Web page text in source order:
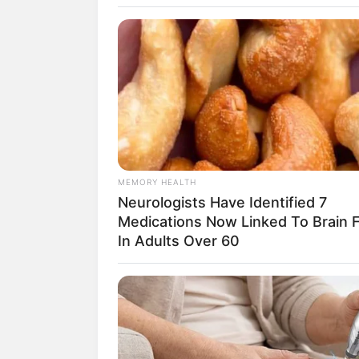
Bachmann-
Regionalgeschichte
(Wümme) besucht
Skulpturengarten in
Ausland in
experimentellen
Museum für
Kultur Indonesiens
fernöstlichen
Wir freuen uns über Ihre
die in den nachfolgenden
Touristen- und
Umkreissuche:
MEMORY HEALTH
Neurologists Have Identified 7
Medications Now Linked To Brain
In Adults Over 60